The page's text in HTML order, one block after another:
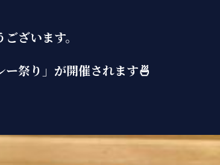
ざいます。
祭り」が開催されます🍜